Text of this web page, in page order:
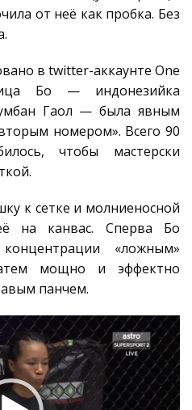
от неё как пробка. Без
в twitter-аккаунте One
Бо — индонезийка
Гаол — была явным
номером». Всего 90
чтобы мастерски
к сетке и молниеносной
на канвас. Сперва Бо
«ложным»
мощно и эффектно
панчем.